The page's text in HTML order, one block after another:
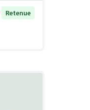
Retenue